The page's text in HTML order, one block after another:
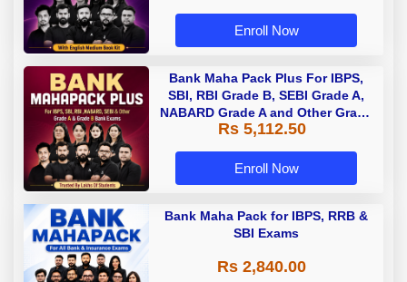
Enroll Now
Bank Maha Pack Plus For IBPS,
SBI, RBI Grade B, SEBI Grade A,
NABARD Grade A and Other Grade
A & Grade B Bank Exams
Rs 5,112.50
Enroll Now
Bank Maha Pack for IBPS, RRB &
SBI Exams
Rs 2,840.00